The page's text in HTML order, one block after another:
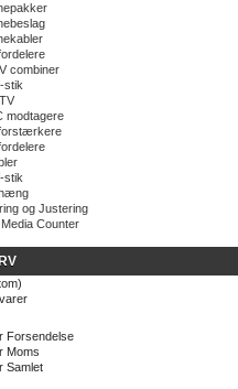
combiner
stik
modtagere
stik
og Justering
Counter
Forsendelse
Moms
Samlet